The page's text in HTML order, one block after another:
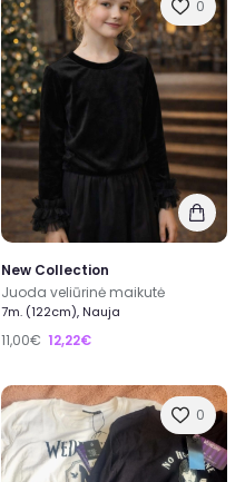
0
New Collection
Juoda veliūrinė maikutė
7m. (122cm), Nauja
11,00€ 12,22€
0